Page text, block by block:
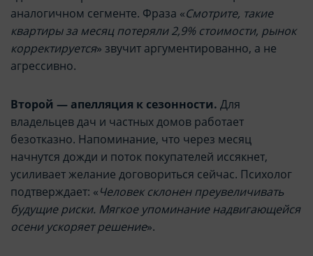
аналогичном сегменте. Фраза «Смотрите, такие
квартиры за месяц потеряли 2,9% стоимости, рынок
корректируется» звучит аргументированно, а не
агрессивно.
Второй — апелляция к сезонности. Для
владельцев дач и частных домов работает
безотказно. Напоминание, что через месяц
начнутся дожди и поток покупателей иссякнет,
усиливает желание договориться сейчас. Психолог
подтверждает: «Человек склонен преувеличивать
будущие риски. Мягкое упоминание надвигающейся
осени ускоряет решение».